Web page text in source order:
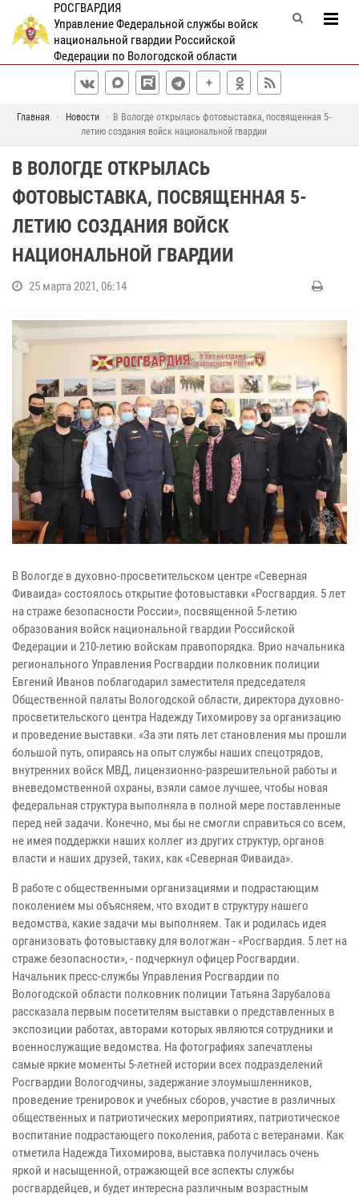
РОСГВАРДИЯ
Управление Федеральной службы войск
национальной гвардии Российской
Федерации по Вологодской области
Главная Новости
В Вологде открылась фотовыставка, посвященная 5-
летию создания войск национальной гвардии
В ВОЛОГДЕ ОТКРЫЛАСЬ
ФОТОВЫСТАВКА, ПОСВЯЩЕННАЯ 5-
ЛЕТИЮ СОЗДАНИЯ ВОЙСК
НАЦИОНАЛЬНОЙ ГВАРДИИ
25 марта 2021, 06:14
В Вологде в духовно-просветительском центре «Северная
Фиваида» состоялось открытие фотовыставки «Росгвардия. 5 лет
на страже безопасности России», посвященной 5-летию
образования войск национальной гвардии Российской
Федерации и 210-летию войскам правопорядка. Врио начальника
регионального Управления Росгвардии полковник полиции
Евгений Иванов поблагодарил заместителя председателя
Общественной палаты Вологодской области, директора духовно-
просветительского центра Надежду Тихомирову за организацию
и проведение выставки. «За эти пять лет становления мы прошли
большой путь, опираясь на опыт службы наших спецотрядов,
внутренних войск МВД, лицензионно-разрешительной работы и
вневедомственной охраны, взяли самое лучшее, чтобы новая
федеральная структура выполняла в полной мере поставленные
перед ней задачи. Конечно, мы бы не смогли справиться со всем,
не имея поддержки наших коллег из других структур, органов
власти и наших друзей, таких, как «Северная Фиваида».
В работе с общественными организациями и подрастающим
поколением мы объясняем, что входит в структуру нашего
ведомства, какие задачи мы выполняем. Так и родилась идея
организовать фотовыставку для вологжан - «Росгвардия. 5 лет на
страже безопасности», - подчеркнул офицер Росгвардии.
Начальник пресс-службы Управления Росгвардии по
Вологодской области полковник полиции Татьяна Зарубалова
рассказала первым посетителям выставки о представленных в
экспозиции работах, авторами которых являются сотрудники и
военнослужащие ведомства. На фотографиях запечатлены
самые яркие моменты 5-летней истории всех подразделений
Росгвардии Вологодчины, задержание злоумышленников,
проведение тренировок и учебных сборов, участие в различных
общественных и патриотических мероприятиях, патриотическое
воспитание подрастающего поколения, работа с ветеранами. Как
отметила Надежда Тихомирова, выставка получилась очень
яркой и насыщенной, отражающей все аспекты службы
росгвардейцев, и будет интересна различным возрастным